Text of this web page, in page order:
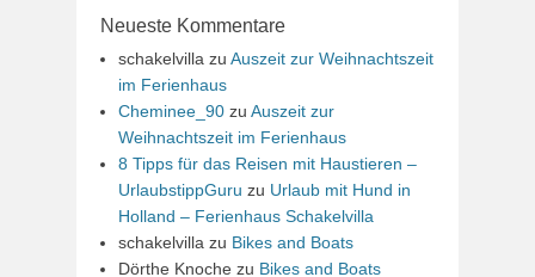
Neueste Kommentare
schakelvilla zu Auszeit zur Weihnachtszeit
im Ferienhaus
Cheminee_90 zu Auszeit zur
Weihnachtszeit im Ferienhaus
8 Tipps für das Reisen mit Haustieren –
UrlaubstippGuru zu Urlaub mit Hund in
Holland – Ferienhaus Schakelvilla
schakelvilla zu Bikes and Boats
Dörthe Knoche zu Bikes and Boats